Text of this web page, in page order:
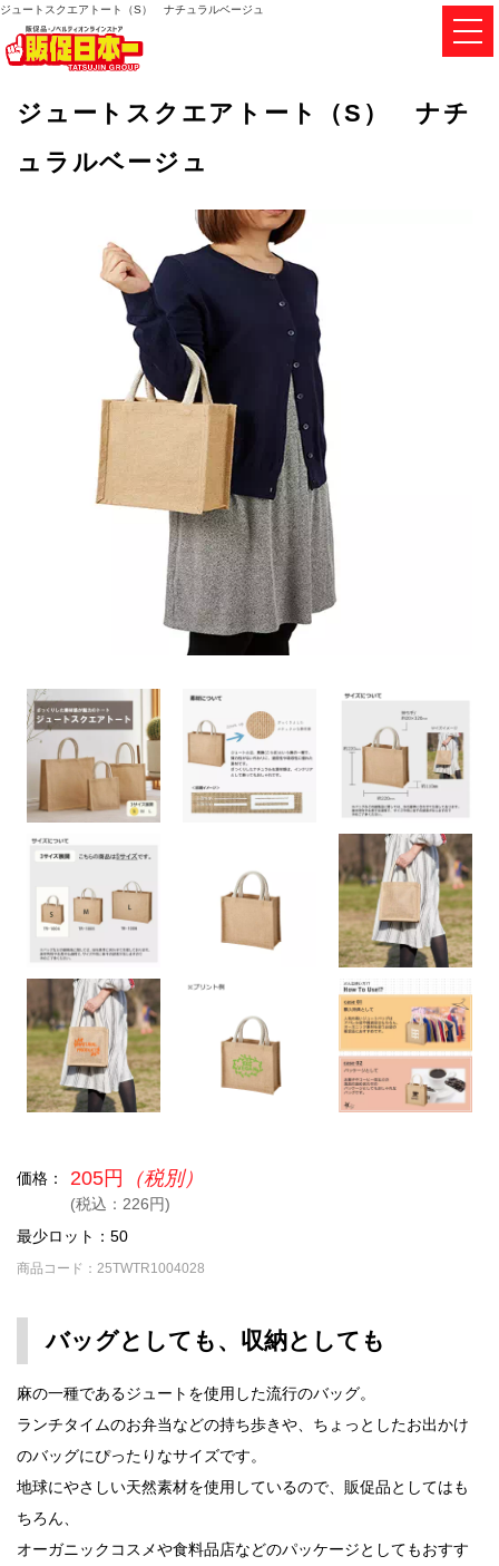
ジュートスクエアトート（S） ナチュラルベージュ
ジュートスクエアトート（S） ナチ
ュラルベージュ
価格： 205円 （税別）
(税込：226円)
最少ロット：50
商品コード：25TWTR1004028
バッグとしても、収納としても
麻の一種であるジュートを使用した流行のバッグ。
ランチタイムのお弁当などの持ち歩きや、ちょっとしたお出かけ
のバッグにぴったりなサイズです。
地球にやさしい天然素材を使用しているので、販促品としてはも
ちろん、
オーガニックコスメや食料品店などのパッケージとしてもおすす